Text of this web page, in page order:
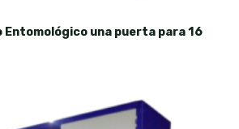
una puerta para 16